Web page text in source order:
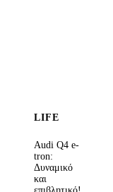
LIFE
Audi Q4 e-
tron:
Δυναμικό
και